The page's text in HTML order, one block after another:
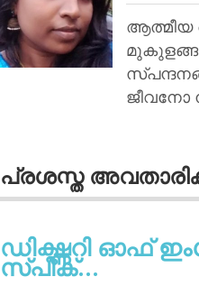
ആത്മീയ
ജീവനോ
പ്രശസ്ത
ഡിക്ഷ്ണറി ഓഫ്
സ്പീക്...